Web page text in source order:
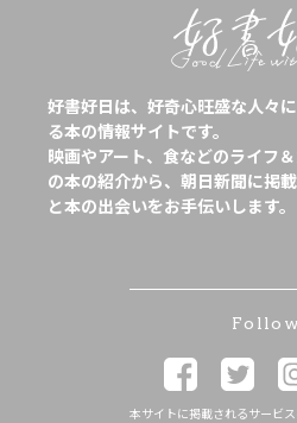
好書好日は、好奇心旺盛な人々
る本の情報サイトです。
映画やアート、食などのライフ
の本の紹介から、朝日新聞に掲
と本の出会いをお手伝いします。
Follow
本サイトに掲載されるサービ